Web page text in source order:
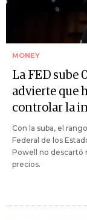
MONEY
La FED sube
advierte que
controlar la
Con la suba, el
Federal de los
Powell no descartó
precios.